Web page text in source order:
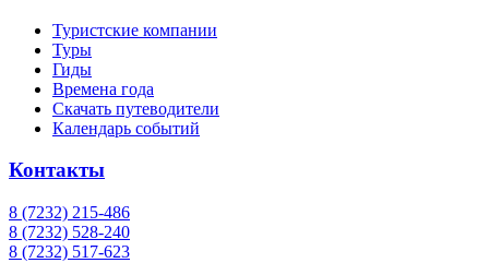
Туристские компании
Туры
Гиды
Времена года
Скачать путеводители
Календарь событий
Контакты
8 (7232) 215-486
8 (7232) 528-240
8 (7232) 517-623